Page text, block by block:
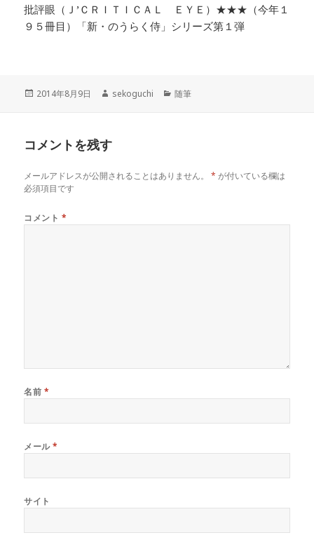
批評眼（Ｊ’ＣＲＩＴＩＣＡＬ ＥＹＥ）★★★（今年１
９５冊目）「新・のうらく侍」シリーズ第１弾
投
2014年8月9日
作
sekoguchi
カ
随筆
コメントを残す
メールアドレスが公開されることはありません。 * が付いている欄は
必須項目です
コメント *
名前 *
メール*
サイト